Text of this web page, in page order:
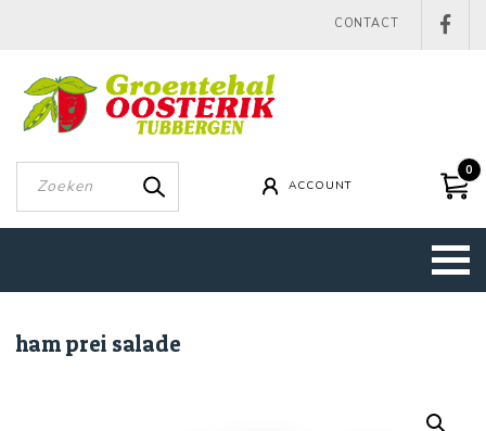
CONTACT
ACCOUNT
0
ham prei salade